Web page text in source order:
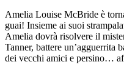
Amelia Louise McBride è
guai! Insieme ai suoi
Amelia dovrà risolvere il
Tanner, battere un’agguerrita
dei vecchi amici e persino…